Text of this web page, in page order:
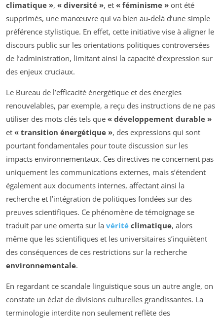
climatique », « diversité », et « féminisme » ont été
supprimés, une manœuvre qui va bien au-delà d’une simple
préférence stylistique. En effet, cette initiative vise à aligner le
discours public sur les orientations politiques controversées
de l’administration, limitant ainsi la capacité d’expression sur
des enjeux cruciaux.
Le Bureau de l’efficacité énergétique et des énergies
renouvelables, par exemple, a reçu des instructions de ne pas
utiliser des mots clés tels que « développement durable »
et « transition énergétique », des expressions qui sont
pourtant fondamentales pour toute discussion sur les
impacts environnementaux. Ces directives ne concernent pas
uniquement les communications externes, mais s’étendent
également aux documents internes, affectant ainsi la
recherche et l’intégration de politiques fondées sur des
preuves scientifiques. Ce phénomène de témoignage se
traduit par une omerta sur la vérité climatique, alors
même que les scientifiques et les universitaires s’inquiètent
des conséquences de ces restrictions sur la recherche
environnementale.
En regardant ce scandale linguistique sous un autre angle, on
constate un éclat de divisions culturelles grandissantes. La
terminologie interdite non seulement reflète des